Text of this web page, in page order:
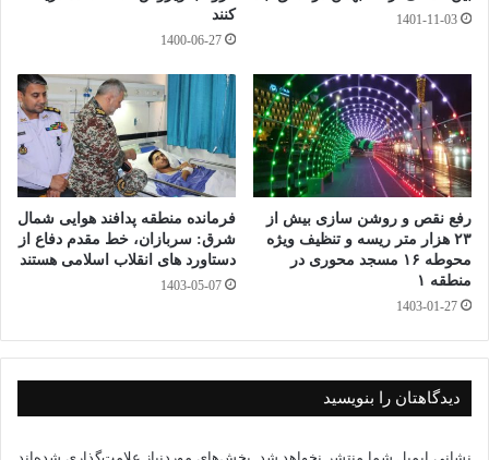
le
gr
a
m
ha
ts
A
pp
in
tF
ri
en
dl
y
op
y
Li
nk
Fa
ce
bo
ok
T
wi
tte
r
E
m
ail
es
sa
ge
ne
be
r
S
ky
pe
W
e
C
ha
t
ا
ش
تر
ا
ک
گذ
ی
"هفته امورتربیتی وتربیت اسلامی صبح مشهد
1401-11-03
کنند
1400-06-27
رفع نقص و روشن سازی بیش از
۲۳ هزار متر ریسه و تنظیف ویژه
محوطه ۱۶ مسجد محوری در
منطقه ۱
1403-01-27
فرمانده منطقه پدافند هوایی شمال
شرق: سربازان، خط مقدم دفاع از
دستاورد های انقلاب اسلامی هستند
1403-05-07
دیدگاهتان را بنویسید